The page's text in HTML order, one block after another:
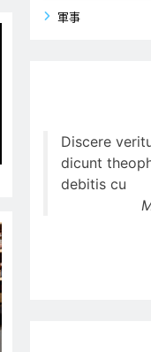
軍事
Discere
dicunt
debitis cu